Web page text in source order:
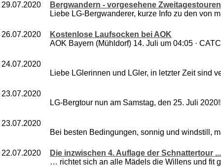
29.07.2020
Bergwandern - vorgesehene
Liebe LG-Bergwanderer, kurze Info zu den von
26.07.2020
Kostenlose Laufsocken bei AOK
AOK Bayern (Mühldorf) 14. Juli um 04:05 ·
24.07.2020
Liebe LGlerinnen und LGler, in letzter Zeit sind
23.07.2020
LG-Bergtour nun am Samstag, den 25. Juli
23.07.2020
Bei besten Bedingungen, sonnig und windstill,
22.07.2020
Die inzwischen 4. Auflage der Schnattertour ...
… richtet sich an alle Mädels die Willens und fit